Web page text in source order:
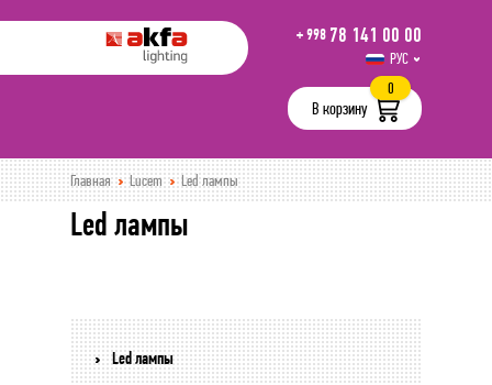
+ 998 78 141 00 00
РУС
UZB
В корзину
0
Главная Lucem Led лампы
Led лампы
Led лампы